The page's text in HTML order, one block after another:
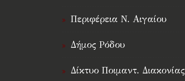
Περιφέρεια Ν. Αιγαίου
Δήμος Ρόδου
Δίκτυο Ποιμαντ. Διακονίας